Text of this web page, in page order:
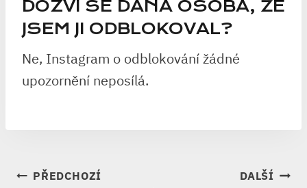
DOZVÍ SE DANÁ OSOBA, ŽE
JSEM JI ODBLOKOVAL?
Ne, Instagram o odblokování žádné
upozornění neposílá.
NAVIGACE
PŘEDCHOZÍ DALŠÍ